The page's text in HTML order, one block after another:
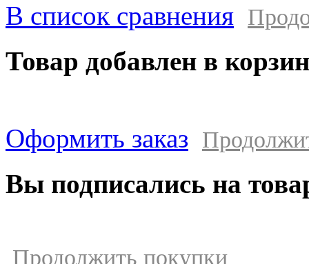
В список сравнения
Товар добавлен в
Оформить заказ
Вы подписались на
Продолжить покупки